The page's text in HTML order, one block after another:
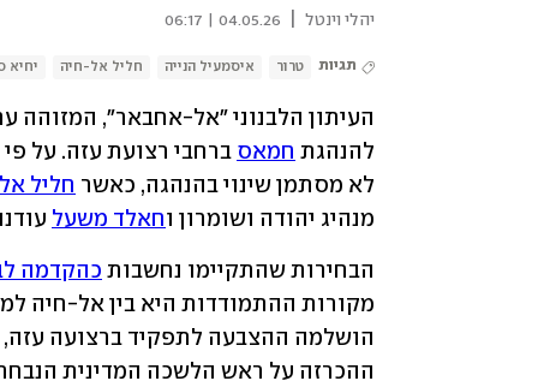
יהלי וינטל 04.05.26 | 06:17
תגיות טרור איסמעיל הנייה חליל אל-חיה יחיא
להנהגת חמאס
לא מסתמן שינוי בהנהגה, כאשר חליל
מנהיג יהודה ושומרון וחאלד משעל
הבחירות שהתקיימו נחשבות כהקדמה